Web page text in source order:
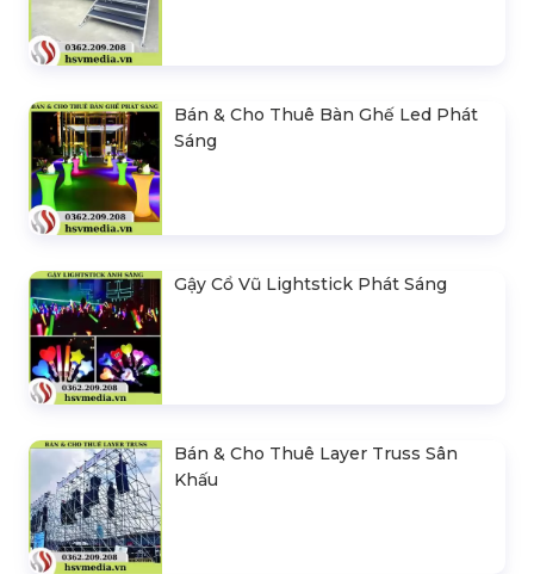
Bán & Cho Thuê Bàn Ghế Led Phát
Sáng
Gậy Cổ Vũ Lightstick Phát Sáng
Bán & Cho Thuê Layer Truss Sân
Khấu